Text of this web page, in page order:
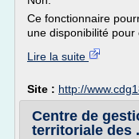
Ce fonctionnaire
une disponibilité pour
Lire la suite
Site : http://
Centre de
territoriale des